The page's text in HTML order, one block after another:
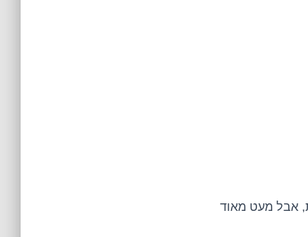
אבל מעט מאוד